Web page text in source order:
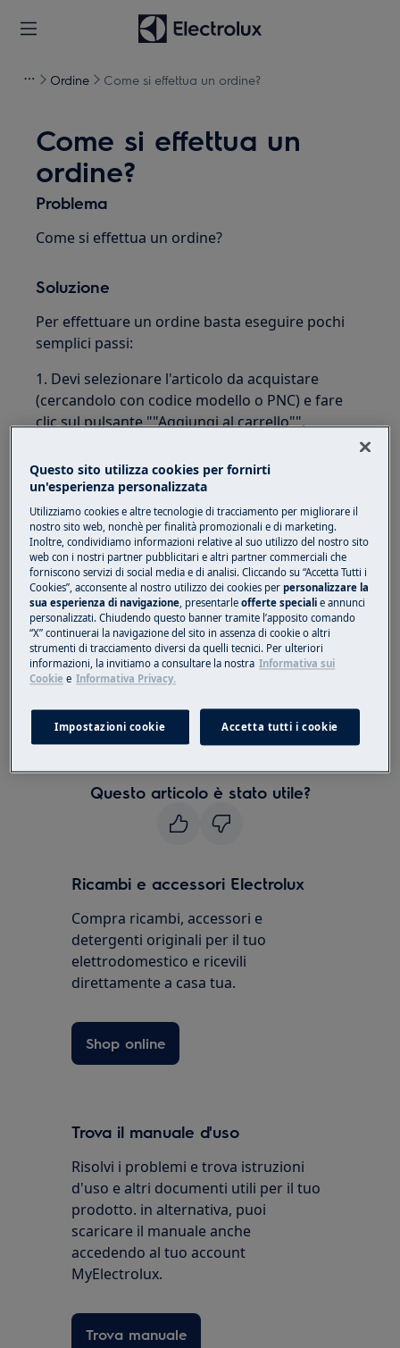
Ordine Come si effettua un ordine?
Come si effettua un
ordine?
Problema
Come si effettua un ordine?
Soluzione
Per effettuare un ordine basta eseguire pochi
semplici passi:
1. Devi selezionare l'articolo da acquistare
(cercandolo con codice modello o PNC) e fare
clic sul pulsante ""Aggiungi al carrello"".
o procedere con l'inserimento dei tuoi dati di
spedizione/ fatturazione e poi procedere al
pagamento.
3. Riceverai un'email di conferma in cui è
riportato il numero del tuo ordine e tutti i
dettagli relativi al tuo acquisto.
4. Ti manderemo il link di tracciamento della tua
spedizione non appena i prodotti avranno
lasciato il nostro magazzino.
5. Dopo la ricezione dei tuoi nuovi
elettrodomestici, riceverai un'email con la tua
Questo articolo è stato utile?
Ricambi e accessori Electrolux
Compra ricambi, accessori e
detergenti originali per il tuo
elettrodomestico e ricevili
direttamente a casa tua.
Shop online
Trova il manuale d'uso
Risolvi i problemi e trova istruzioni
d'uso e altri documenti utili per il tuo
prodotto. in alternativa, puoi
scaricare il manuale anche
accedendo al tuo account
MyElectrolux.
Trova manuale
Questo sito utilizza cookies per fornirti
un'esperienza personalizzata
Utilizziamo cookies e altre tecnologie di tracciamento per migliorare il
nostro sito web, nonchè per finalità promozionali e di marketing.
Inoltre, condividiamo informazioni relative al suo utilizzo del nostro sito
web con i nostri partner pubblicitari e altri partner commerciali che
forniscono servizi di social media e di analisi. Cliccando su “Accetta Tutti i
Cookies”, acconsente al nostro utilizzo dei cookies perpersonalizzare la
sua esperienza di navigazione , presentarleofferte speciali e annunci
personalizzati. Chiudendo questo banner tramite l’apposito comando
“X” continuerai la navigazione del sito in assenza di cookie o altri
strumenti di tracciamento diversi da quelli tecnici. Per ulteriori
informazioni, la invitiamo a consultare la nostra Informativa sui
Cookie e Informativa Privacy.
Impostazioni cookie Accetta tutti i cookie